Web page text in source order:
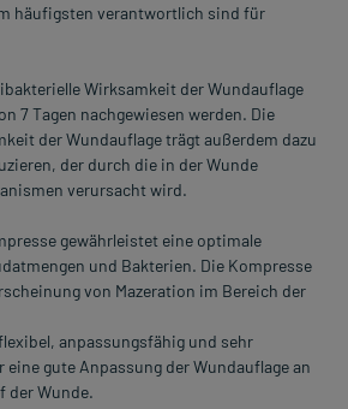
häufigsten verantwortlich sind für
Wirksamkeit der Wundauflage
7 Tagen nachgewiesen werden. Die
der Wundauflage trägt außerdem dazu
der durch die in der Wunde
verursacht wird.
gewährleistet eine optimale
und Bakterien. Die Kompresse
von Mazeration im Bereich der
anpassungsfähig und sehr
gute Anpassung der Wundauflage an
der Wunde.